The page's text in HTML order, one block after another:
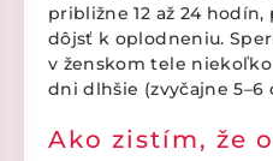
približne 12 až 24
dôjsť k oplodneniu.
v ženskom tele
dni dlhšie (zvyčajne 5–6
Ako zistím, že